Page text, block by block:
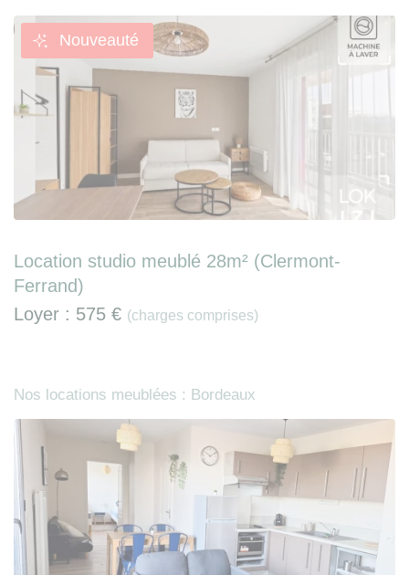
Nouveauté
Location studio meublé 28m² (Clermont-
Ferrand)
Loyer : 575 € (charges comprises)
Nos locations meublées : Bordeaux